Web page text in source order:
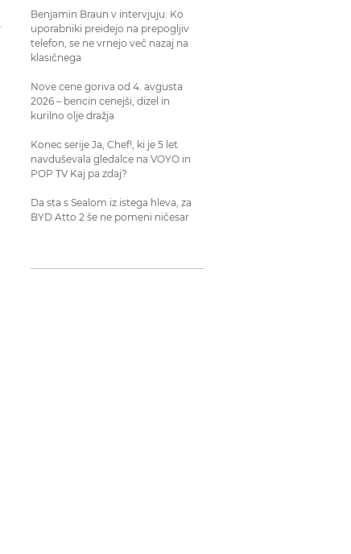
Benjamin Braun v intervjuju: Ko
uporabniki preidejo na prepogljiv
telefon, se ne vrnejo več nazaj na
klasičnega
Nove cene goriva od 4. avgusta
2026 – bencin cenejši, dizel in
kurilno olje dražja
Konec serije Ja, Chef!, ki je 5 let
navduševala gledalce na VOYO in
POP TV Kaj pa zdaj?
Da sta s Sealom iz istega hleva, za
BYD Atto 2 še ne pomeni ničesar